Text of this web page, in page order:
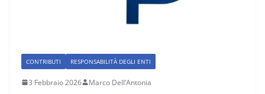
CONTRIBUTI RESPONSABILITÀ DEGLI ENTI
3 Febbraio 2026 Marco Dell’Antonia